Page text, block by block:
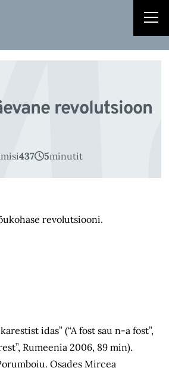
revolutsioon
437 5minutit
revolutsiooni.
idas” (“A fost sau n-a fost”,
Rumeenia 2006, 89 min).
Osades Mircea